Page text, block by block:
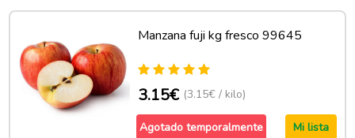
Manzana fuji kg fresco 99645
3.15€ (3.15€ / kilo)
Agotado temporalmente Mi lista